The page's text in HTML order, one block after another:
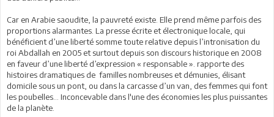
Car en Arabie saoudite, la pauvreté existe. Elle prend même parfois des
proportions alarmantes. La presse écrite et électronique locale, qui
bénéficient d’une liberté somme toute relative depuis l’intronisation du
roi Abdallah en 2005 et surtout depuis son discours historique en 2008
en faveur d’une liberté d’expression « responsable ». rapporte des
histoires dramatiques de familles nombreuses et démunies, élisant
domicile sous un pont, ou dans la carcasse d’un van, des femmes qui font
les poubelles… Inconcevable dans l'une des économies les plus puissantes
de la planète.